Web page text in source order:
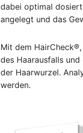
dabei optimal
angelegt und das
Mit dem
des Haarausfalls
der Haarwurzel.
werden.